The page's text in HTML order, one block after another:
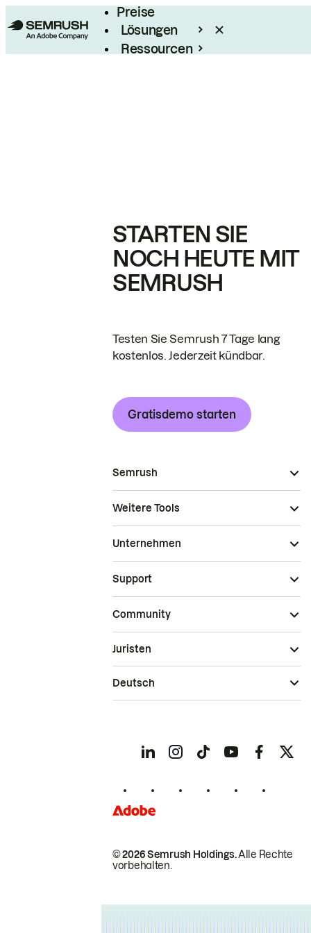
Preise
Lösungen
Ressourcen
STARTEN SIE
NOCH HEUTE MIT
SEMRUSH
Testen Sie Semrush 7 Tage lang
kostenlos. Jederzeit kündbar.
Gratisdemo starten
Semrush
Weitere Tools
Unternehmen
Support
Community
© 2026 Semrush Holdings.Alle Rechte
vorbehalten.
Juristen
Deutsch